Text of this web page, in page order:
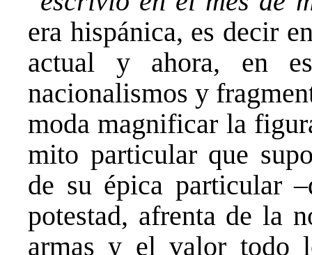
era hispánica, es decir
actual y ahora, en
nacionalismos y
moda magnificar la
mito particular que
de su épica particular
potestad, afrenta de la
armas y el valor todo